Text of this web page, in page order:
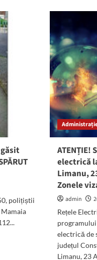
de
apei
în
polițiștii
ATENȚIE!
electrică
Limanu,
Zonele
admin
Rețele
electrică de
județul
Limanu, 23